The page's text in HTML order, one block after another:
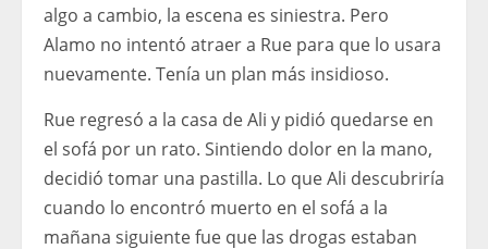
algo a cambio, la escena es siniestra. Pero
Alamo no intentó atraer a Rue para que lo usara
nuevamente. Tenía un plan más insidioso.
Rue regresó a la casa de Ali y pidió quedarse en
el sofá por un rato. Sintiendo dolor en la mano,
decidió tomar una pastilla. Lo que Ali descubriría
cuando lo encontró muerto en el sofá a la
mañana siguiente fue que las drogas estaban